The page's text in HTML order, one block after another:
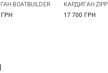
BOATBUILDER
ГРН
XXL
КАРДИГАН
17 700 ГРН